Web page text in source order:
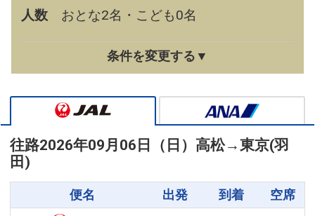
人数
おとな2名・こども0名
条件を変更する▼
往路2026年09月06日（日） 高松→東京(羽
田)
便名 出発 到着 空席